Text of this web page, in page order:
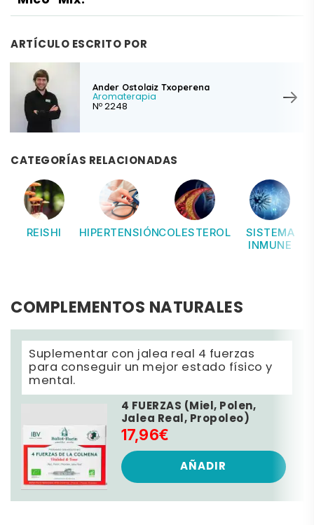
ARTÍCULO ESCRITO POR
Ander Ostolaiz Txoperena
Aromaterapia
Nº 2248
CATEGORÍAS RELACIONADAS
REISHI HIPERTENSIÓNCOLESTEROL
SISTEMA
INMUNE
COMPLEMENTOS NATURALES
Suplementar con jalea real 4 fuerzas
para conseguir un mejor estado físico y
mental.
4 FUERZAS (Miel, Polen,
Jalea Real, Propoleo)
17,96€
AÑADIR